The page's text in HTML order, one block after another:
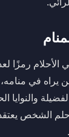
رمزًا
يراه في
والنوايا
الشخص يعتقد